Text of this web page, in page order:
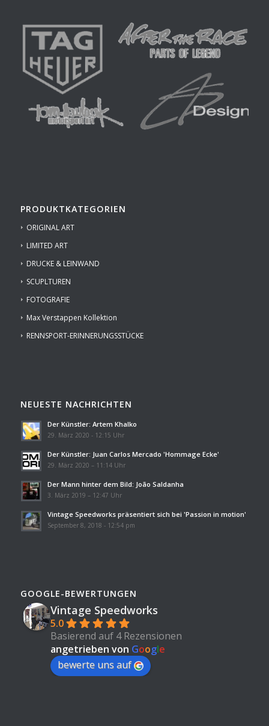
PRODUKTKATEGORIEN
ORIGINAL ART
LIMITED ART
DRUCKE & LEINWAND
SCUPLTUREN
FOTOGRAFIE
Max Verstappen Kollektion
RENNSPORT-ERINNERUNGSSTÜCKE
NEUESTE NACHRICHTEN
Der Künstler: Artem Khalko
29. März 2020 - 12:15 Uhr
Der Künstler: Juan Carlos Mercado 'Hommage Ecke'
29. März 2020 – 11:14 Uhr
Der Mann hinter dem Bild: João Saldanha
3. März 2019 – 12:47 Uhr
Vintage Speedworks präsentiert sich bei 'Passion in motion'
September 8, 2018 - 12:54 pm
GOOGLE-BEWERTUNGEN
Vintage Speedworks
5.0
Basierend auf 4 Rezensionen
angetrieben von Google
bewerte uns auf